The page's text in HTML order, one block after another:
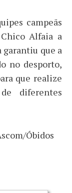
campeãs
Alfaia a
garantiu que a
no desporto,
que realize
diferentes
Óbidos